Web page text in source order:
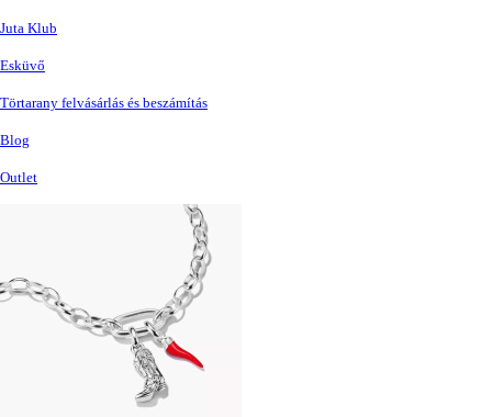
Juta Klub
Esküvő
Törtarany felvásárlás és beszámítás
Blog
Outlet